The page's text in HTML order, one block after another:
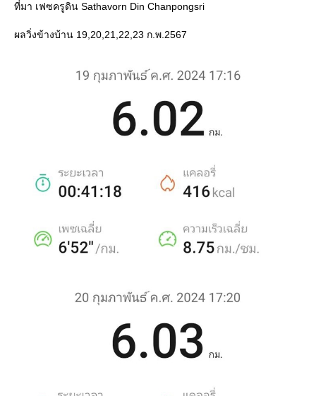
ที่มา เฟซครูดิน Sathavorn Din Chanpongsri
ผลวิ่งข้างบ้าน 19,20,21,22,23 ก.พ.2567